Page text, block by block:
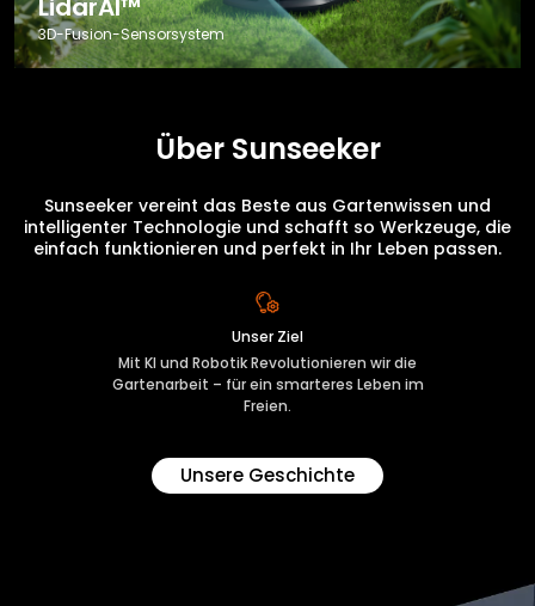
LidarAI™
3D-Fusion-Sensorsystem
Über Sunseeker
Sunseeker vereint das Beste aus Gartenwissen und
intelligenter Technologie und schafft so Werkzeuge, die
einfach funktionieren und perfekt in Ihr Leben passen.
Unser Ziel
Mit KI und Robotik Revolutionieren wir die
Gartenarbeit – für ein smarteres Leben im
Freien.
Unsere Geschichte